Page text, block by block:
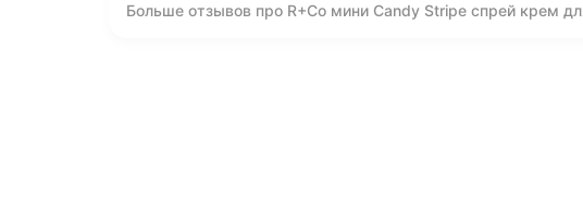
Больше отзывов про R+Co мини Candy Stripe спрей крем